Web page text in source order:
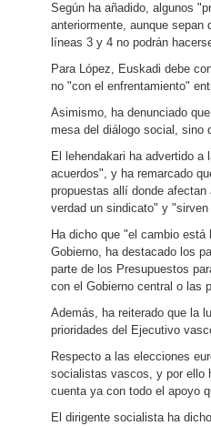
Según ha añadido, algunos
anteriormente, aunque
líneas 3 y 4 no podrán
Para López, Euskadi debe
no "con el enfrentamiento"
Asimismo, ha denunciado
mesa del diálogo social, sino
El lehendakari ha advertido
acuerdos", y ha remarcado
propuestas allí donde
verdad un sindicato" y
Ha dicho que "el cambio está
Gobierno, ha destacado los
parte de los Presupuestos
con el Gobierno central o las
Además, ha reiterado que la
prioridades del Ejecutivo
Respecto a las elecciones
socialistas vascos, y por ello
cuenta ya con todo el apoyo
El dirigente socialista ha